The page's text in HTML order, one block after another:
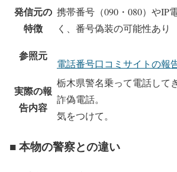
発信元の
特徴
携帯番号（090・080）やIP
く、番号偽装の可能性あり
参照元
電話番号口コミサイトの報
実際の報
告内容
栃木県警名乗って電話してき
詐偽電話。
気をつけて。
■ 本物の警察との違い